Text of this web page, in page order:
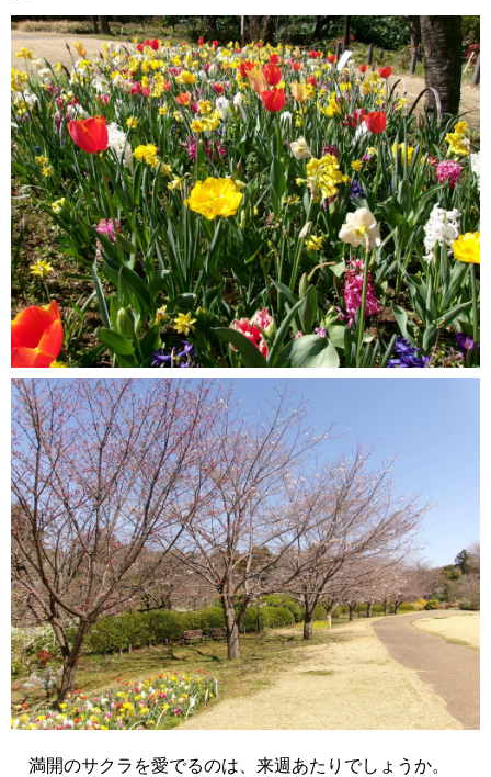
満開のサクラを愛でるのは、来週あたりでしょうか。